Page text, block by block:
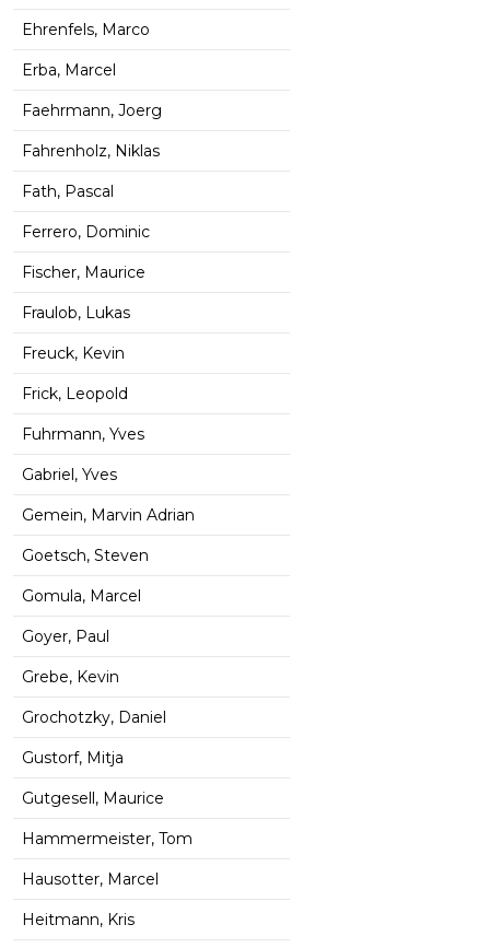
Ehrenfels, Marco
Erba, Marcel
Faehrmann, Joerg
Fahrenholz, Niklas
Fath, Pascal
Ferrero, Dominic
Fischer, Maurice
Fraulob, Lukas
Freuck, Kevin
Frick, Leopold
Fuhrmann, Yves
Gabriel, Yves
Gemein, Marvin Adrian
Goetsch, Steven
Gomula, Marcel
Goyer, Paul
Grebe, Kevin
Grochotzky, Daniel
Gustorf, Mitja
Gutgesell, Maurice
Hammermeister, Tom
Hausotter, Marcel
Heitmann, Kris